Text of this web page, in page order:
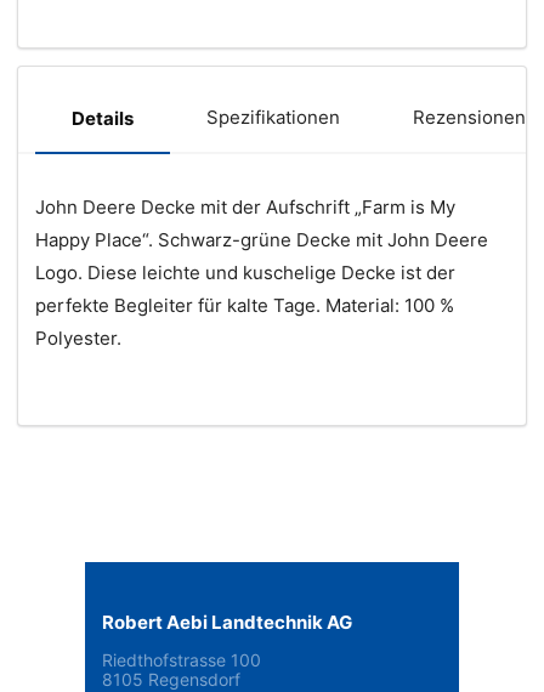
Details Spezifikationen Rezensionen
John Deere Decke mit der Aufschrift „Farm is My
Happy Place“. Schwarz-grüne Decke mit John Deere
Logo. Diese leichte und kuschelige Decke ist der
perfekte Begleiter für kalte Tage. Material: 100 %
Polyester.
Robert Aebi Landtechnik AG
Riedthofstrasse 100
8105 Regensdorf